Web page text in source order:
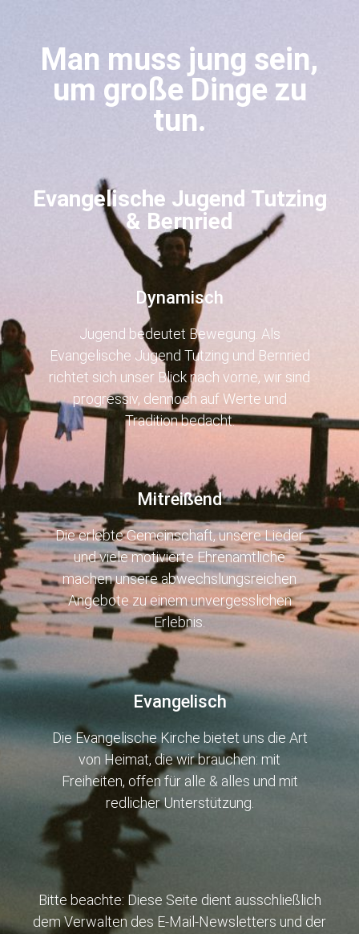
Man muss jung sein,
um große Dinge zu
tun.
Evangelische Jugend Tutzing
& Bernried
Dynamisch
Jugend bedeutet Bewegung. Als
Evangelische Jugend Tutzing und Bernried
richtet sich unser Blick nach vorne, wir sind
progressiv, dennoch auf Werte und
Tradition bedacht.
Mitreißend
Die erlebte Gemeinschaft, unsere Lieder
und viele motivierte Ehrenamtliche
machen unsere abwechslungsreichen
Angebote zu einem unvergesslichen
Erlebnis.
Evangelisch
Die Evangelische Kirche bietet uns die Art
von Heimat, die wir brauchen: mit
Freiheiten, offen für alle & alles und mit
redlicher Unterstützung.
Bitte beachte: Diese Seite dient ausschließlich
dem Verwalten des E-Mail-Newsletters und der